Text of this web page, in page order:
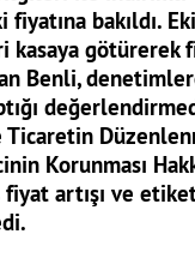
bakıldı.
götürerek
Benli,
Korunması
fiyat artışı ve